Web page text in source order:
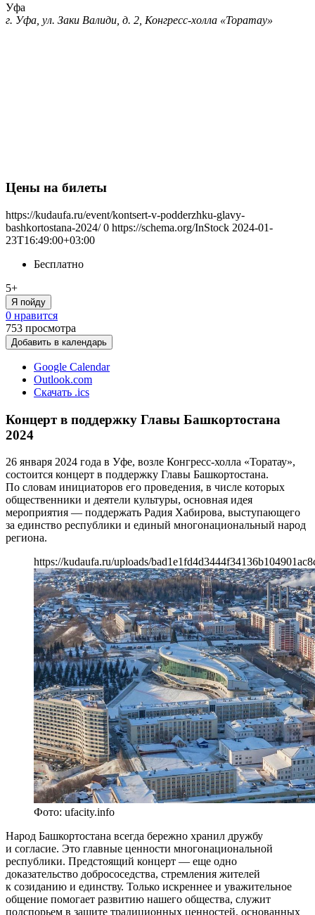
Уфа
г. Уфа, ул. Заки Валиди, д. 2, Конгресс-холла «Торатау»
Цены на билеты
https://kudaufa.ru/event/kontsert-v-podderzhku-glavy-
bashkortostana-2024/ 0 https://schema.org/InStock 2024-01-
23T16:49:00+03:00
Бесплатно
5+
Я пойду
0 нравится
753 просмотра
Добавить в календарь
Google Calendar
Outlook.com
Скачать .ics
Концерт в поддержку Главы Башкортостана
2024
26 января 2024 года в Уфе, возле Конгресс-холла «Торатау»,
состоится концерт в поддержку Главы Башкортостана.
По словам инициаторов его проведения, в числе которых
общественники и деятели культуры, основная идея
мероприятия — поддержать Радия Хабирова, выступающего
за единство республики и единый многонациональный народ
региона.
https://kudaufa.ru/uploads/
Фото: ufacity.info
Народ Башкортостана всегда бережно хранил дружбу
и согласие. Это главные ценности многонациональной
республики. Предстоящий концерт — еще одно
доказательство добрососедства, стремления жителей
к созиданию и единству. Только искреннее и уважительное
общение помогает развитию нашего общества, служит
подспорьем в защите традиционных ценностей, основанных